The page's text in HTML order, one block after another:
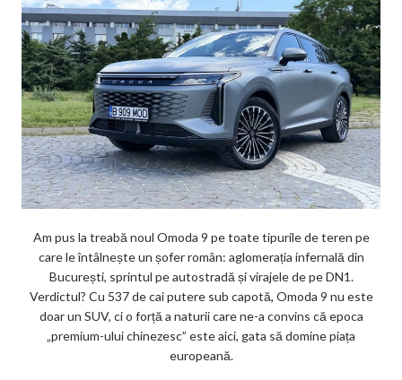
Am pus la treabă noul Omoda 9 pe toate tipurile de teren pe
care le întâlnește un șofer român: aglomerația infernală din
București, sprintul pe autostradă și virajele de pe DN1.
Verdictul? Cu 537 de cai putere sub capotă, Omoda 9 nu este
doar un SUV, ci o forță a naturii care ne-a convins că epoca
„premium-ului chinezesc” este aici, gata să domine piața
europeană.